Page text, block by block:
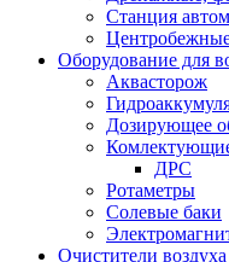
Станция
Оборудование для
Аквасторож
Дозирующее
ДРС
Ротаметры
Солевые баки
Очистители воздуха